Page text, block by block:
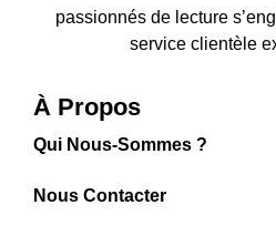
passionnés de lecture
service clientèle
À Propos
Qui Nous-Sommes ?
Nous Contacter